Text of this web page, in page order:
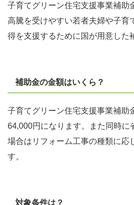
子育てグリーン住宅支援事業補助
高騰を受けやすい若者夫婦や子育
得を支援するために国が用意した
補助金の金額はいくら？
子育てグリーン住宅支援事業補助
64,000円になります。また同時に
場合はリフォーム工事の種類に応
す。
対象条件は？